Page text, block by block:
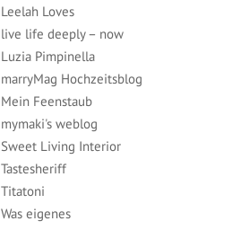
Leelah Loves
live life deeply – now
Luzia Pimpinella
marryMag Hochzeitsblog
Mein Feenstaub
mymaki's weblog
Sweet Living Interior
Tastesheriff
Titatoni
Was eigenes